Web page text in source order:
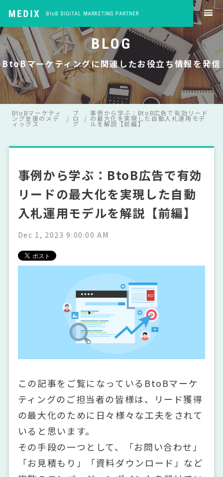
BLOG
BtoBマーケティングに関連したお役立ち情報を発信
BtoBマーケティ
ング支援のメデ
ィックス
ブ
ロ
グ
事例から学ぶ：BtoB広告で有効リード
の最大化を実現した自動入札運用モデ
ルを解説【前編】
事例から学ぶ：BtoB広告で有効
リードの最大化を実現した自動
入札運用モデルを解説【前編】
Dec 1, 2023 9:00:00 AM
この記事をご覧になっているBtoBマーケ
ティングのご担当者の皆様は、リード獲得
の最大化のために日々様々な工夫をされて
いると思います。
その手段の一つとして、「お問い合わせ」
「お見積もり」「資料ダウンロード」など